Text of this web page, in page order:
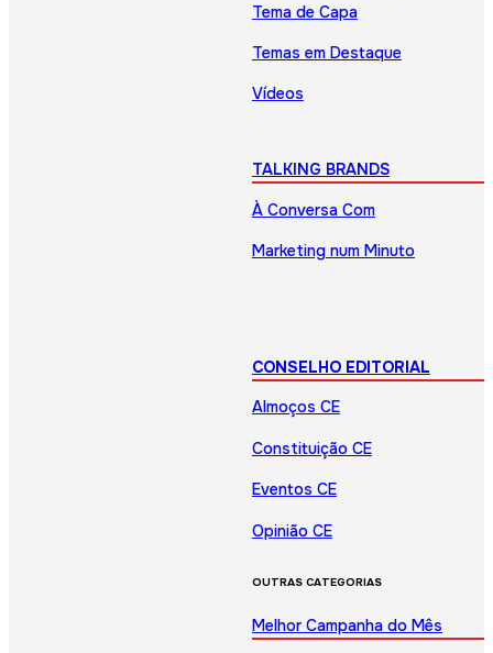
Tema de Capa
Temas em Destaque
Vídeos
TALKING BRANDS
À Conversa Com
Marketing num Minuto
CONSELHO EDITORIAL
Almoços CE
Constituição CE
Eventos CE
Opinião CE
OUTRAS CATEGORIAS
Melhor Campanha do Mês